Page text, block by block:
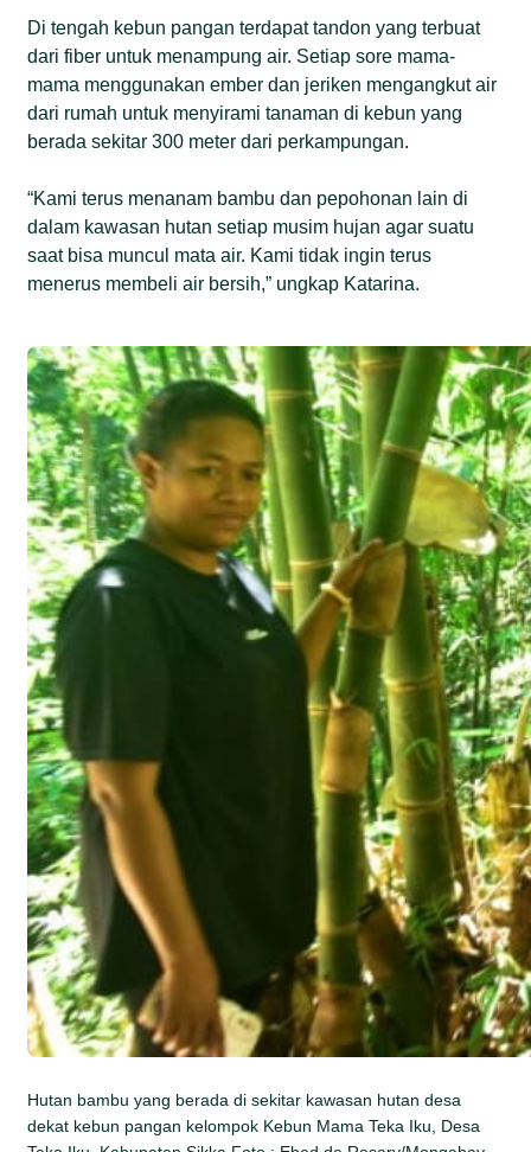
Di tengah kebun pangan terdapat tandon yang terbuat
dari fiber untuk menampung air. Setiap sore mama-
mama menggunakan ember dan jeriken mengangkut air
dari rumah untuk menyirami tanaman di kebun yang
berada sekitar 300 meter dari perkampungan.
“Kami terus menanam bambu dan pepohonan lain di
dalam kawasan hutan setiap musim hujan agar suatu
saat bisa muncul mata air. Kami tidak ingin terus
menerus membeli air bersih,” ungkap Katarina.
Hutan bambu yang berada di sekitar kawasan hutan desa
dekat kebun pangan kelompok Kebun Mama Teka Iku, Desa